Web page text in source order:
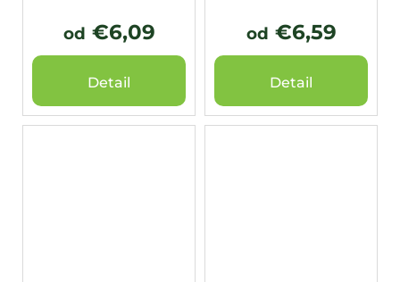
od €6,09
Detail
od €6,59
Detail